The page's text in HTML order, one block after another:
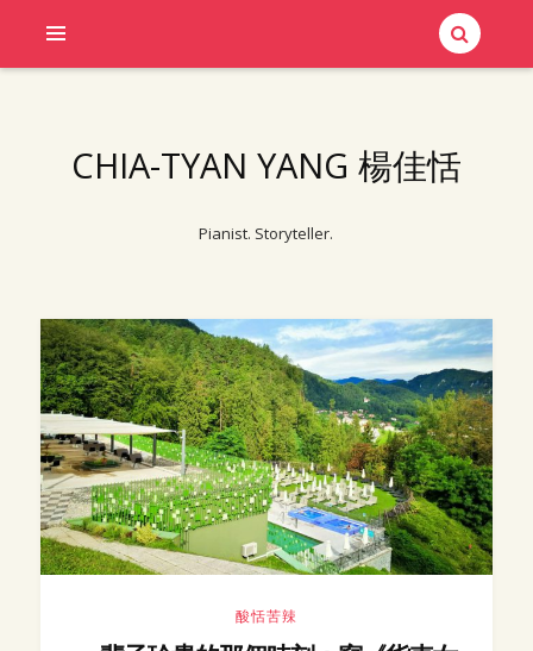
CHIA-TYAN YANG 楊佳恬
Pianist. Storyteller.
酸恬苦辣